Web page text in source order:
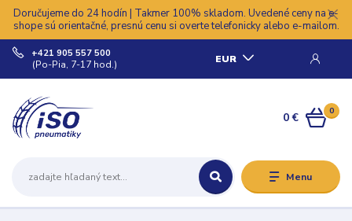
Doručujeme do 24 hodín | Takmer 100% skladom. Uvedené ceny na e-
shope sú orientačné, presnú cenu si overte telefonicky alebo e-mailom.
Menu
EUR
+421 905 557 500
(Po-Pia, 7-17 hod.)
0
0 €